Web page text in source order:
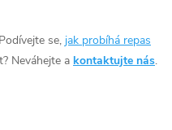
se, jak probíhá repas
Neváhejte a kontaktujte nás.